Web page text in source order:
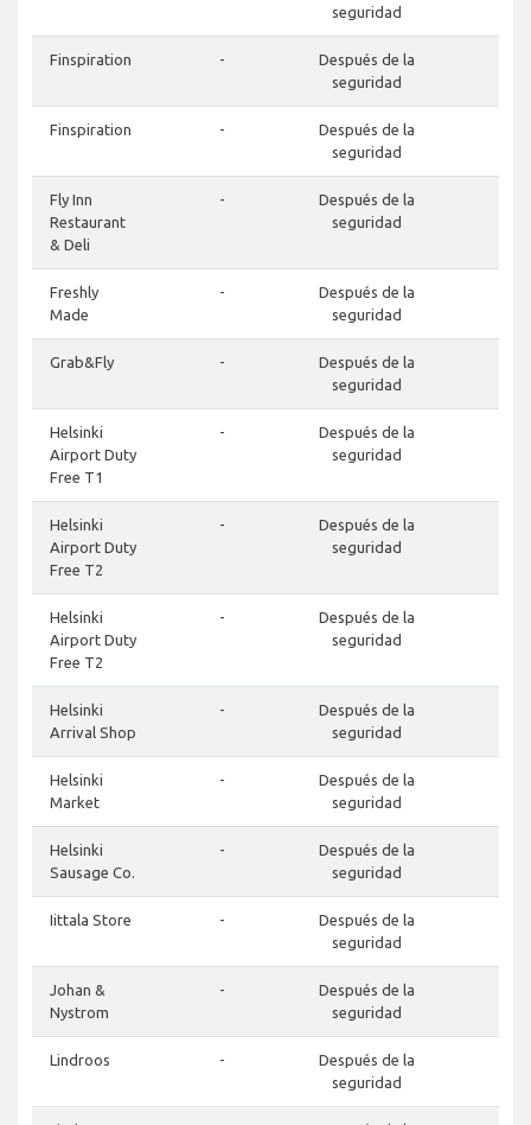
seguridad
Finspiration -
Después de la
seguridad
Finspiration -
Después de la
seguridad
Fly Inn
Restaurant
& Deli
-
Después de la
seguridad
Freshly
Made
-
Después de la
seguridad
Grab&Fly -
Después de la
seguridad
Helsinki
Airport Duty
Free T1
-
Después de la
seguridad
Helsinki
Airport Duty
Free T2
-
Después de la
seguridad
Helsinki
Airport Duty
Free T2
-
Después de la
seguridad
Helsinki
Arrival Shop
-
Después de la
seguridad
Helsinki
Market
-
Después de la
seguridad
Helsinki
Sausage Co.
-
Después de la
seguridad
Iittala Store -
Después de la
seguridad
Johan &
Nystrom
-
Después de la
seguridad
Lindroos -
Después de la
seguridad